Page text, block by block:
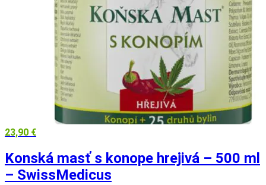
23,90 €
Konská masť s konope hrejivá – 500 ml
– SwissMedicus